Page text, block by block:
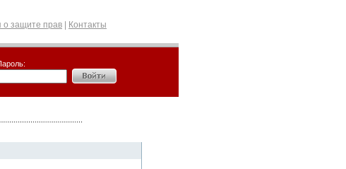
защите прав Контакты